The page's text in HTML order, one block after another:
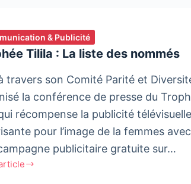
& Publicité
Tilila : La liste des nommés
travers son Comité Parité et
la conférence de presse du
récompense la publicité
pour l’image de la femmes
publicitaire gratuite sur…